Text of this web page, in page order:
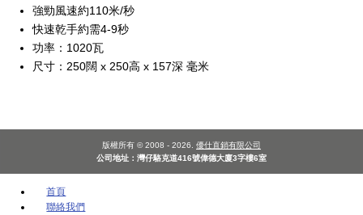
強勁風速約110米/秒
快速乾手約需4-9秒
功率：1020瓦
尺寸：250闊 x 250高 x 157深 毫米
版權所有 © 2008 - 2026. 優仕直銷有限公司
公司地址：灣仔駱克道416號偉德大廈3字樓6室
首頁
聯絡我們